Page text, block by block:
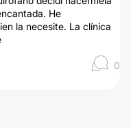
He
la necesite. La clínica
0